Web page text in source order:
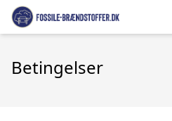
Betingelser